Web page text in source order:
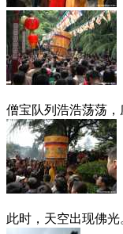
僧宝队列浩浩荡荡，
此时，天空出现佛光